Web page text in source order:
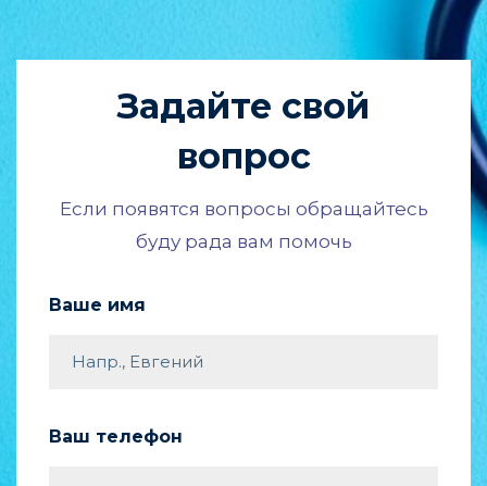
Задайте свой
вопрос
Если появятся вопросы обращайтесь
буду рада вам помочь
Ваше имя
Ваш телефон